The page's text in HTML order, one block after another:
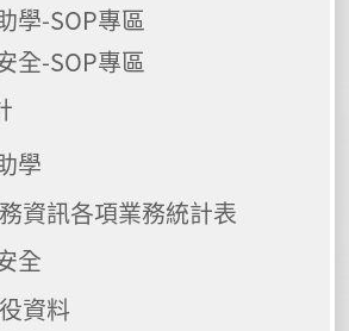
學-SOP專區
全-SOP專區
學
資訊各項業務統計表
全
資料